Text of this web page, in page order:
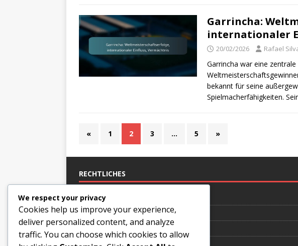
Garrincha:
internationaler
20/02/2026 Rafael
Garrincha war eine zentrale
bekannt für seine
Spielmacherfähigkeiten.
« 1 2 3 … 5 »
RECHTLICHES
Datenschutzrichtlinie
Cookie-Einstellungen
Benutzervereinbarung
Wer wir sind
We respect your privacy
Cookies help us improve your experience,
deliver personalized content, and analyze
traffic. You can choose which cookies to allow